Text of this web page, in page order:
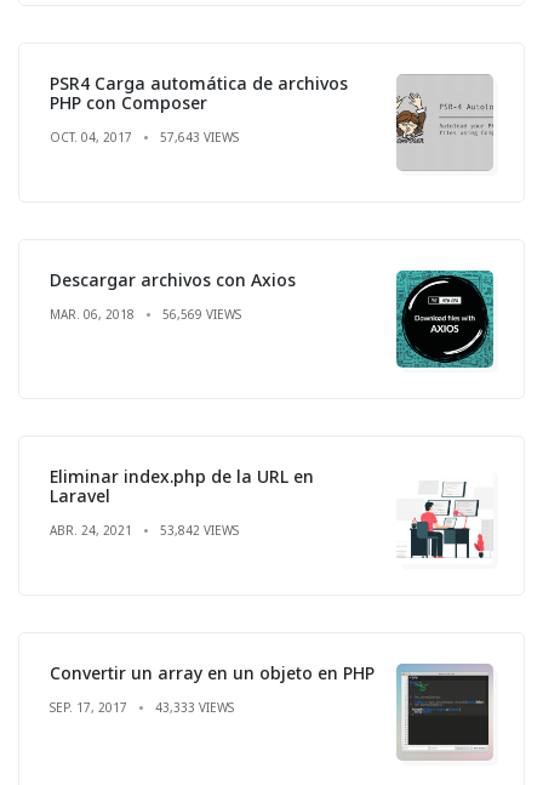
PSR4 Carga automática de archivos
PHP con Composer
OCT. 04, 2017 57,643 VIEWS
Descargar archivos con Axios
MAR. 06, 2018 56,569 VIEWS
Eliminar index.php de la URL en
Laravel
ABR. 24, 2021 53,842 VIEWS
Convertir un array en un objeto en PHP
SEP. 17, 2017 43,333 VIEWS